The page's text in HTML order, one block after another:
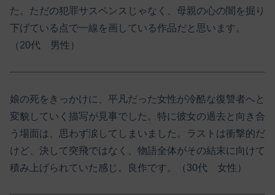
た。ただの犯罪サスペンスじゃなく、母親の心の闇を掘り
下げている点で一線を画している作品だと思います。
（20代 男性）
娘の死をきっかけに、平凡だった女性が冷酷な復讐者へと
変貌していく描写が見事でした。特に彼女の過去と向き合
う場面は、思わず涙してしまいました。ラストは衝撃的だ
けど、決して突飛ではなく、物語全体がその結末に向けて
積み上げられていた感じ。良作です。（30代 女性）